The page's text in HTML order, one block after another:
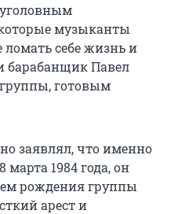
уголовным
музыканты
себе жизнь и
барабанщик Павел
готовым
заявлял, что именно
1984 года, он
рождения группы
арест и